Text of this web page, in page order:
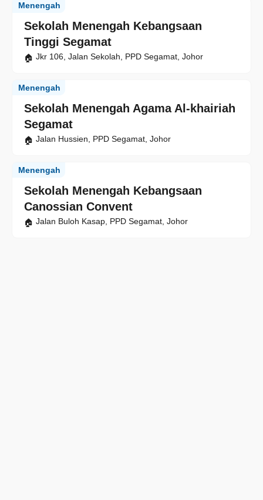
Sekolah Menengah Kebangsaan
Tinggi Segamat
Menengah
Jkr 106, Jalan Sekolah, PPD Segamat, Johor
Sekolah Menengah Agama Al-khairiah
Segamat
Menengah
Jalan Hussien, PPD Segamat, Johor
Sekolah Menengah Kebangsaan
Canossian Convent
Menengah
Jalan Buloh Kasap, PPD Segamat, Johor